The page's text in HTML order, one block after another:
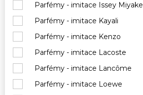
Parfémy - imitace Issey Miyake
Parfémy - imitace Kayali
Parfémy - imitace Kenzo
Parfémy - imitace Lacoste
Parfémy - imitace Lancôme
Parfémy - imitace Loewe